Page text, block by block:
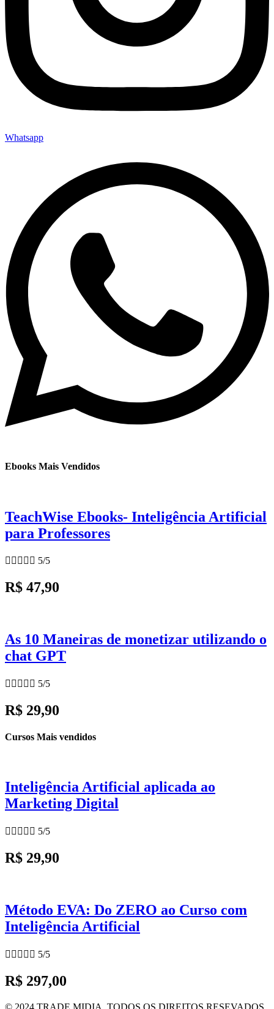
Whatsapp
Ebooks Mais Vendidos
TeachWise Ebooks- Inteligência Artificial
para Professores
     5/5
R$ 47,90
As 10 Maneiras de monetizar utilizando o
chat GPT
     5/5
R$ 29,90
Cursos Mais vendidos
Inteligência Artificial aplicada ao
Marketing Digital
     5/5
R$ 29,90
Método EVA: Do ZERO ao Curso com
Inteligência Artificial
     5/5
R$ 297,00
© 2024 TRADE MIDIA. TODOS OS DIREITOS RESEVADOS .